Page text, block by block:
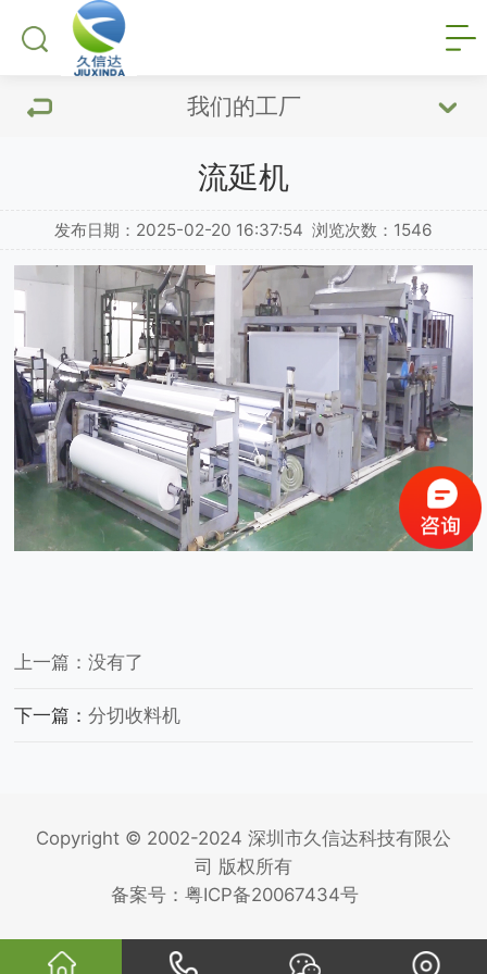
我们的工厂
流延机
发布日期：2025-02-20 16:37:54 浏览次数： 1546
上一篇：没有了
下一篇：分切收料机
Copyright © 2002-2024 深圳市久信达科技有限公
司 版权所有
备案号： 粤ICP备20067434号